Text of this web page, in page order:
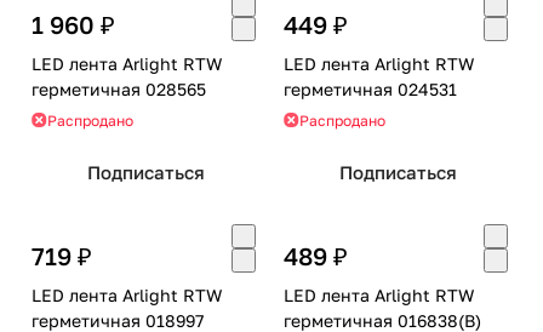
1 960 ₽
LED лента Arlight RTW
герметичная 028565
Распродано
Подписаться
449 ₽
LED лента Arlight RTW
герметичная 024531
Распродано
Подписаться
719 ₽
LED лента Arlight RTW
герметичная 018997
489 ₽
LED лента Arlight RTW
герметичная 016838(B)